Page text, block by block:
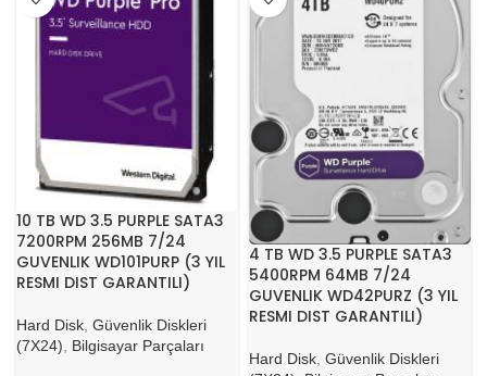
10 TB WD 3.5 PURPLE SATA3
7200RPM 256MB 7/24
GUVENLIK WD101PURP (3 YIL
RESMI DIST GARANTILI)
Hard Disk Güvenlik Diskleri
(7X24)
Bilgisayar Parçaları
4 TB WD 3.5 PURPLE SATA3
5400RPM 64MB 7/24
GUVENLIK WD42PURZ (3 YIL
RESMI DIST GARANTILI)
Hard Disk Güvenlik Diskleri